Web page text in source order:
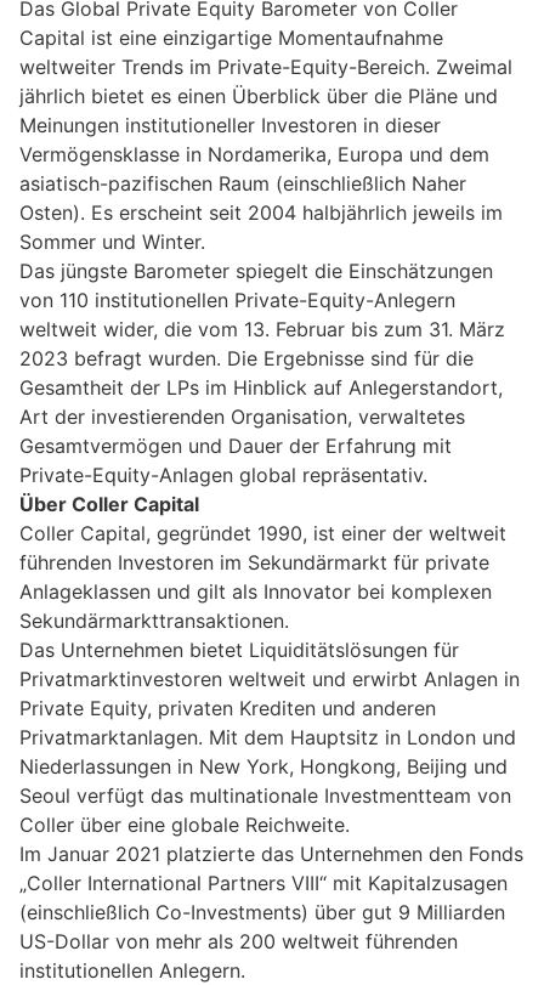
Das Global Private Equity Barometer von Coller
Capital ist eine einzigartige Momentaufnahme
weltweiter Trends im Private-Equity-Bereich. Zweimal
jährlich bietet es einen Überblick über die Pläne und
Meinungen institutioneller Investoren in dieser
Vermögensklasse in Nordamerika, Europa und dem
asiatisch-pazifischen Raum (einschließlich Naher
Osten). Es erscheint seit 2004 halbjährlich jeweils im
Sommer und Winter.
Das jüngste Barometer spiegelt die Einschätzungen
von 110 institutionellen Private-Equity-Anlegern
weltweit wider, die vom 13. Februar bis zum 31. März
2023 befragt wurden. Die Ergebnisse sind für die
Gesamtheit der LPs im Hinblick auf Anlegerstandort,
Art der investierenden Organisation, verwaltetes
Gesamtvermögen und Dauer der Erfahrung mit
Private-Equity-Anlagen global repräsentativ.
Über Coller Capital
Coller Capital, gegründet 1990, ist einer der weltweit
führenden Investoren im Sekundärmarkt für private
Anlageklassen und gilt als Innovator bei komplexen
Sekundärmarkttransaktionen.
Das Unternehmen bietet Liquiditätslösungen für
Privatmarktinvestoren weltweit und erwirbt Anlagen in
Private Equity, privaten Krediten und anderen
Privatmarktanlagen. Mit dem Hauptsitz in London und
Niederlassungen in New York, Hongkong, Beijing und
Seoul verfügt das multinationale Investmentteam von
Coller über eine globale Reichweite.
Im Januar 2021 platzierte das Unternehmen den Fonds
„Coller International Partners VIII“ mit Kapitalzusagen
(einschließlich Co-Investments) über gut 9 Milliarden
US-Dollar von mehr als 200 weltweit führenden
institutionellen Anlegern.